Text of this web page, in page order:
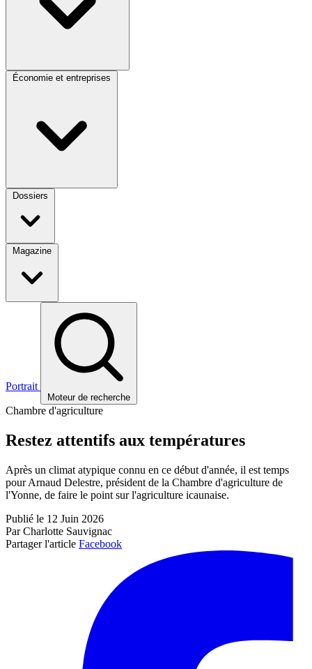
Économie et entreprises
Dossiers
Magazine
Portrait
Moteur de recherche
Chambre d'agriculture
Restez attentifs aux températures
Après un climat atypique connu en ce début d'année, il est temps
pour Arnaud Delestre, président de la Chambre d'agriculture de
l'Yonne, de faire le point sur l'agriculture icaunaise.
Publié le 12 Juin 2026
Par Charlotte Sauvignac
Partager l'article Facebook